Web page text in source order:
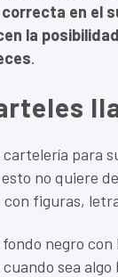
en el
la
.
para
no quiere
figuras,
negro
sea algo